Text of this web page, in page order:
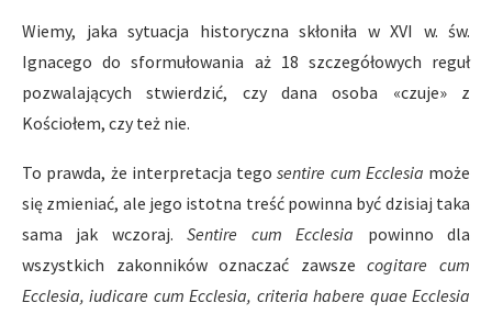
Wiemy, jaka sytuacja historyczna skłoniła w XVI w. św.
Ignacego do sformułowania aż 18 szczegółowych reguł
pozwalających stwierdzić, czy dana osoba «czuje» z
Kościołem, czy też nie.
To prawda, że interpretacja tegosentire cum Ecclesia może
się zmieniać, ale jego istotna treść powinna być dzisiaj taka
sama jak wczoraj.Sentire cum Ecclesia powinno dla
wszystkich zakonników oznaczać zawszecogitare cum
Ecclesia, iudicare cum Ecclesia, criteria habere quae Ecclesia